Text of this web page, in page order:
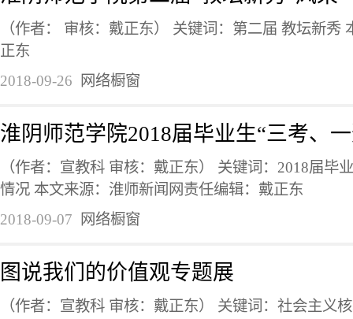
（作者： 审核：戴正东） 关键词：第二届 教坛新秀
正东
2018-09-26
网络橱窗
淮阴师范学院2018届毕业生“三考、
（作者：宣教科 审核：戴正东） 关键词：2018届毕
情况 本文来源：淮师新闻网责任编辑：戴正东
2018-09-07
网络橱窗
图说我们的价值观专题展
（作者：宣教科 审核：戴正东） 关键词：社会主义